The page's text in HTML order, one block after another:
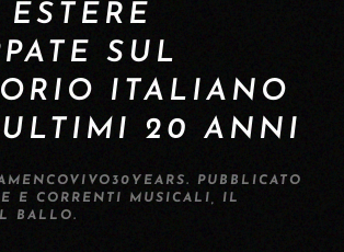
SUL
ITALIANO
20 ANNI
. PUBBLICATO
E CORRENTI MUSICALI
IL
BALLO.